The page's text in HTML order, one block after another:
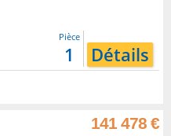
Pièce
1 Détails
141 478 €